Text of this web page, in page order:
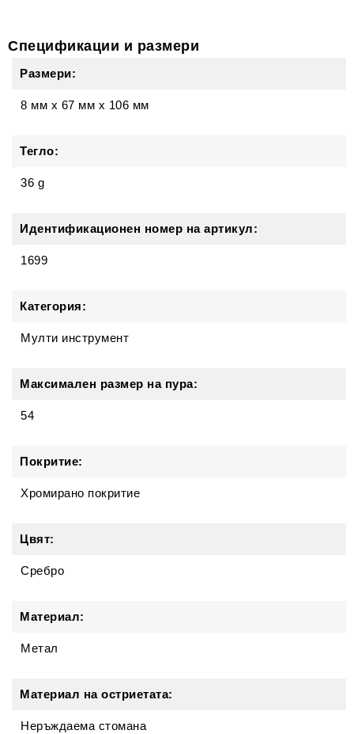
Спецификации и размери
Размери:
8 мм x 67 мм x 106 мм
Тегло:
36 g
Идентификационен номер на артикул:
1699
Категория:
Мулти инструмент
Максимален размер на пура:
54
Покритие:
Хромирано покритие
Цвят:
Сребро
Материал:
Метал
Материал на остриетата:
Неръждаема стомана